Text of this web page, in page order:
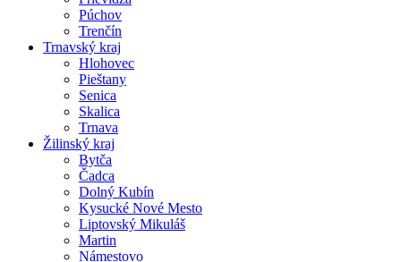
Púchov
Trenčín
Trnavský kraj
Hlohovec
Pieštany
Senica
Skalica
Trnava
Žilinský kraj
Bytča
Čadca
Dolný Kubín
Kysucké Nové Mesto
Liptovský Mikuláš
Martin
Námestovo